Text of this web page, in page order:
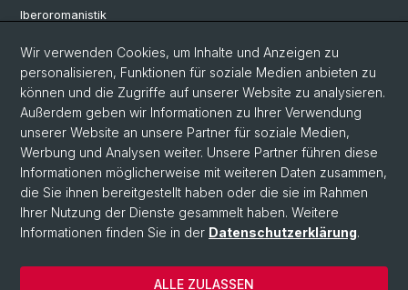
Iberoromanistik
Italianistik
Nordistik
Osteuropa-Studien
Slavic Studies
© Universität Basel
Datenschutzerklärung
Philosophisch-Historische Fakultät
Wir verwenden Cookies, um Inhalte und Anzeigen zu
personalisieren, Funktionen für soziale Medien anbieten zu
können und die Zugriffe auf unserer Website zu analysieren.
Außerdem geben wir Informationen zu Ihrer Verwendung
unserer Website an unsere Partner für soziale Medien,
Werbung und Analysen weiter. Unsere Partner führen diese
Informationen möglicherweise mit weiteren Daten zusammen,
die Sie ihnen bereitgestellt haben oder die sie im Rahmen
Ihrer Nutzung der Dienste gesammelt haben. Weitere
Informationen finden Sie in der Datenschutzerklärung.
ALLE ZULASSEN